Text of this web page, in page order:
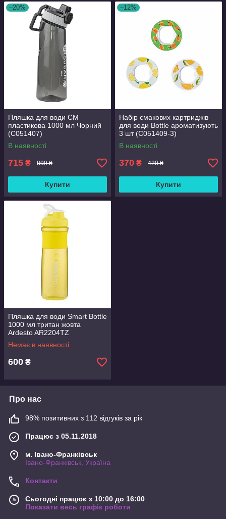
–20%
Пляшка для води СМ
пластикова 1000 мл Чорний
(С051407)
В наявності
715 ₴ 899 ₴
Купити
–12%
Набір смакових картриджів
для води Bottle ароматизують
3 шт (С051409-3)
В наявності
370 ₴ 420 ₴
Купити
Пляшка для води Smart Bottle
1000 мл тритан жовта
Ardesto AR2204TZ
Немає в наявності
600 ₴
Про нас
98% позитивних з 112 відгуків за рік
Працює з 05.11.2018
м. Івано-Франківськ
Івано-Франківськ, Україна
Контакти
Сьогодні працює з 10:00 до 16:00
Показати весь графік роботи